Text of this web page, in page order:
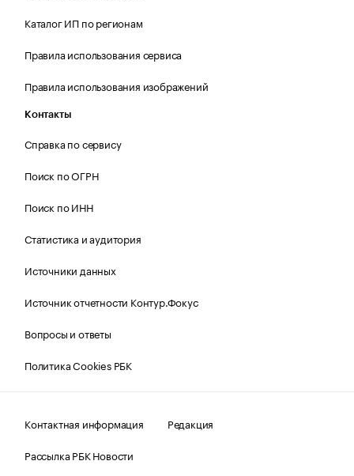
Каталог ИП по регионам
Правила использования сервиса
Правила использования изображений
Контакты
Справка по сервису
Поиск по ОГРН
Поиск по ИНН
Статистика и аудитория
Источники данных
Источник отчетности Контур.Фокус
Вопросы и ответы
Политика Cookies РБК
Контактная информация
Редакция
Рассылка РБК Новости